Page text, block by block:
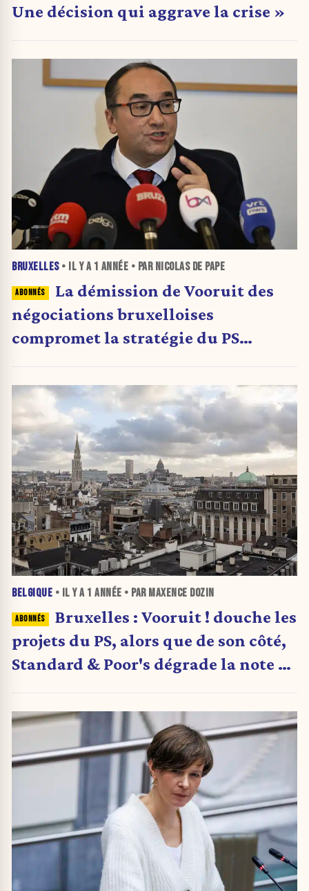
Une décision qui aggrave la crise »
BRUXELLES• IL Y A 1 ANNÉE • PAR NICOLAS DE PAPE
La démission de Vooruit des
négociations bruxelloises
compromet la stratégie du PS
BELGIQUE • IL Y A 1 ANNÉE • PAR MAXENCE DOZIN
Bruxelles : Vooruit ! douche les
projets du PS, alors que de son côté,
Standard & Poor's dégrade la note de